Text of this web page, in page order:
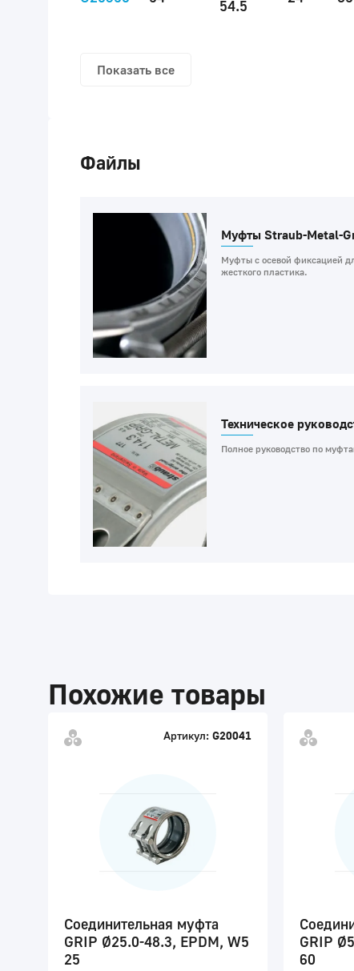
54.5
Показать все
Файлы
Муфты Straub-Metal-
Муфты с осевой фиксацией
жесткого пластика.
Техническое
Полное руководство по
Похожие товары
Артикул: G20041
Соединительная муфта
GRIP Ø25.0-48.3, EPDM, W5
25
GRIP
60